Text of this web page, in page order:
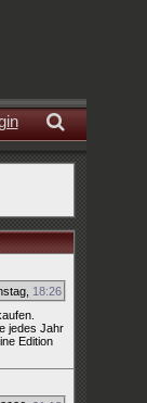
, 18:26
jedes Jahr
Edition